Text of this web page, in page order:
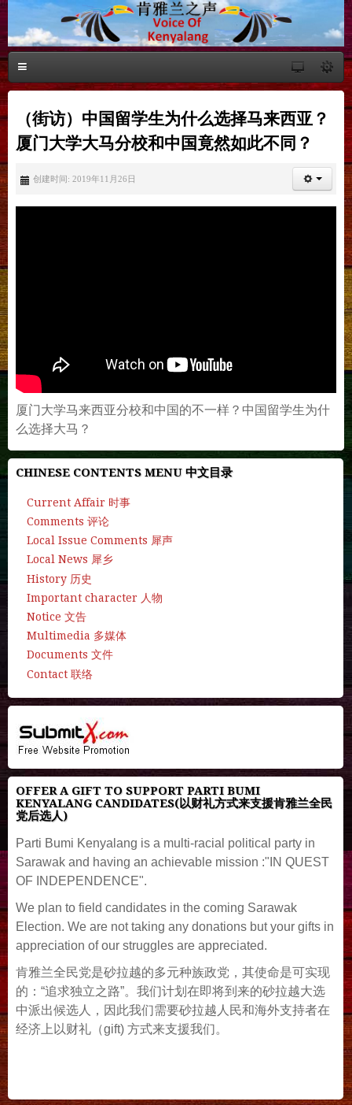
（街访）中国留学生为什么选择马来西亚？
厦门大学大马分校和中国竟然如此不同？
创建时间: 2019年11月26日
厦门大学马来西亚分校和中国的不一样？中国留学生为什
么选择大马？
CHINESE CONTENTS MENU 中文目录
Current Affair 时事
Comments 评论
Local Issue Comments 犀声
Local News 犀乡
History 历史
Important character 人物
Notice 文告
Multimedia 多媒体
Documents 文件
Contact 联络
OFFER A GIFT TO SUPPORT PARTI BUMI
KENYALANG CANDIDATES(以财礼方式来支援肯雅兰全民
党后选人)
Parti Bumi Kenyalang is a multi-racial political party in
Sarawak and having an achievable mission :"IN QUEST
OF INDEPENDENCE".
We plan to field candidates in the coming Sarawak
Election. We are not taking any donations but your gifts in
appreciation of our struggles are appreciated.
肯雅兰全民党是砂拉越的多元种族政党，其使命是可实现
的：“追求独立之路”。我们计划在即将到来的砂拉越大选
中派出候选人，因此我们需要砂拉越人民和海外支持者在
经济上以财礼（gift) 方式来支援我们。